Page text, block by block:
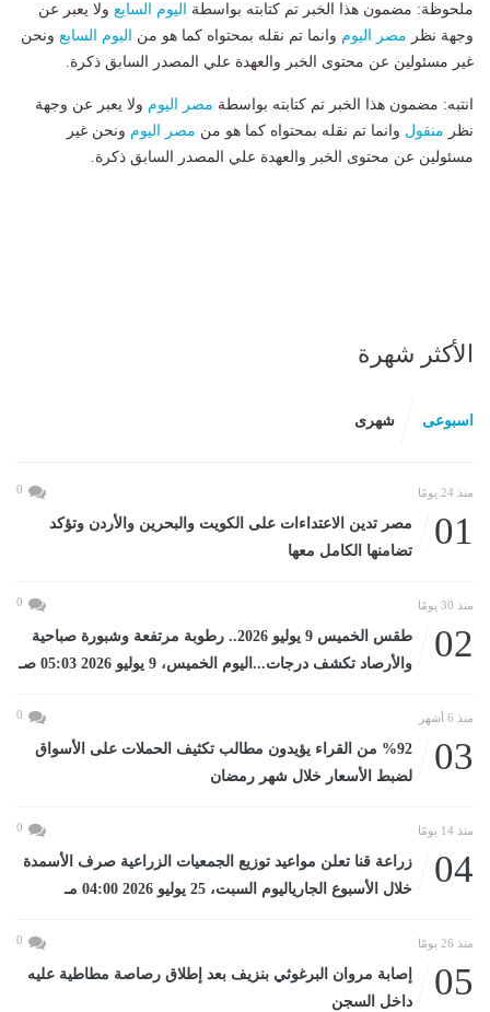
ملحوظة: مضمون هذا الخبر تم كتابته بواسطة اليوم السابع ولا يعبر عن
وجهة نظر مصر اليوم وانما تم نقله بمحتواه كما هو من اليوم السابع ونحن
غير مسئولين عن محتوى الخبر والعهدة علي المصدر السابق ذكرة.
انتبه: مضمون هذا الخبر تم كتابته بواسطة مصر اليوم ولا يعبر عن وجهة
نظر منقول وانما تم نقله بمحتواه كما هو من مصر اليوم ونحن غير
مسئولين عن محتوى الخبر والعهدة علي المصدر السابق ذكرة.
الأكثر شهرة
اسبوعى شهرى
منذ 24 يومًا 0
01
مصر تدين الاعتداءات على الكويت والبحرين والأردن وتؤكد
تضامنها الكامل معها
منذ 30 يومًا 0
02
طقس الخميس 9 يوليو 2026.. رطوبة مرتفعة وشبورة صباحية
والأرصاد تكشف درجات...اليوم الخميس، 9 يوليو 2026 05:03 صـ
منذ 6 أشهر 0
03
%92 من القراء يؤيدون مطالب تكثيف الحملات على الأسواق
لضبط الأسعار خلال شهر رمضان
منذ 14 يومًا 0
04
زراعة قنا تعلن مواعيد توزيع الجمعيات الزراعية صرف الأسمدة
خلال الأسبوع الجارياليوم السبت، 25 يوليو 2026 04:00 مـ
منذ 26 يومًا 0
05
إصابة مروان البرغوثي بنزيف بعد إطلاق رصاصة مطاطية عليه
داخل السجن